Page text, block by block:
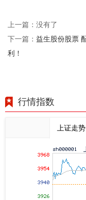
上一篇：没有了
下一篇： 益生股份股票
利！
行情指数
上证走势